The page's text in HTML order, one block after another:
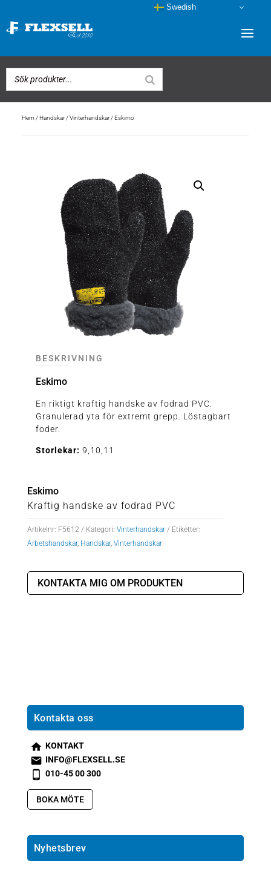
Hem/Handskar/Vinterhandskar/ Eskimo
BESKRIVNING
Eskimo
En riktigt kraftig handske av fodrad PVC.
Granulerad yta för extremt grepp. Löstagbart
foder.
Storlekar: 9,10,11
Eskimo
Kraftig handske av fodrad PVC
Artikelnr: F5612 Kategori: Vinterhandskar
Etiketter:
Arbetshandskar, Handskar, Vinterhandskar
KONTAKTA MIG OM PRODUKTEN
Kontakta oss
s
m
t2
o
e
ic
o
KONTAKT
s
m
t1
e
ai
ic
INFO@FLEXSELL.SE
s
m
t2
h
o
n
010-45 00 300
BOKA MÖTE
Nyhetsbrev
Swedish